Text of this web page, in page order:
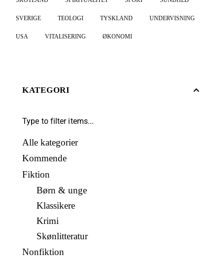
SVERIGE TEOLOGI TYSKLAND UNDERVISNING
USA VITALISERING ØKONOMI
KATEGORI
Alle kategorier
Kommende
Fiktion
Børn & unge
Klassikere
Krimi
Skønlitteratur
Nonfiktion